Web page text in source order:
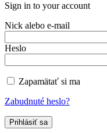
Sign in to your account
Nick alebo e-mail
Heslo
Zapamätať si ma
Zabudnuté heslo?